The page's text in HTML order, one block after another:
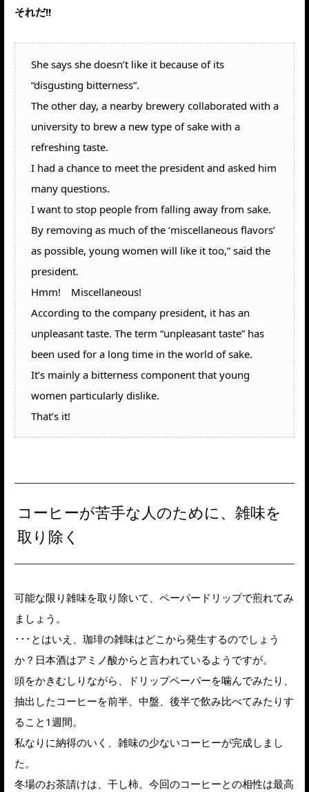
それだ!!
She says she doesn’t like it because of its
“disgusting bitterness”.
The other day, a nearby brewery collaborated with a
university to brew a new type of sake with a
refreshing taste.
I had a chance to meet the president and asked him
many questions.
I want to stop people from falling away from sake.
By removing as much of the ‘miscellaneous flavors’
as possible, young women will like it too,” said the
president.
Hmm! Miscellaneous!
According to the company president, it has an
unpleasant taste. The term “unpleasant taste” has
been used for a long time in the world of sake.
It’s mainly a bitterness component that young
women particularly dislike.
That’s it!
コーヒーが苦手な人のために、雑味を
取り除く
可能な限り雑味を取り除いて、ペーパードリップで煎れてみ
ましょう。
･･･とはいえ、珈琲の雑味はどこから発生するのでしょう
か？日本酒はアミノ酸からと言われているようですが。
頭をかきむしりながら、ドリップペーパーを噛んでみたり、
抽出したコーヒーを前半、中盤、後半で飲み比べてみたりす
ること1週間。
私なりに納得のいく、雑味の少ないコーヒーが完成しまし
た。
冬場のお茶請けは、干し柿。今回のコーヒーとの相性は最高